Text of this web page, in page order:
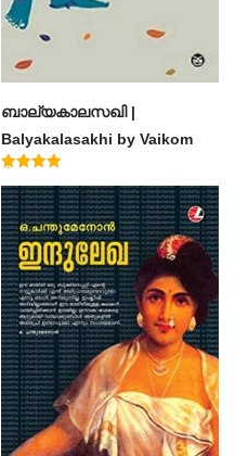
ബാല്യകാലസഖി |
Balyakalasakhi by Vaikom
Muhammad Basheer
4.60
out of 5